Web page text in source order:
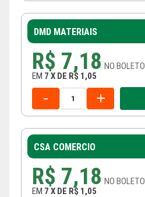
DMD MATERIAIS
R$ 7,18 NO BOLETO
EM 7 X DE R$ 1,05
- +
CSA COMERCIO
R$ 7,18 NO BOLETO
EM 7 X DE R$ 1,05